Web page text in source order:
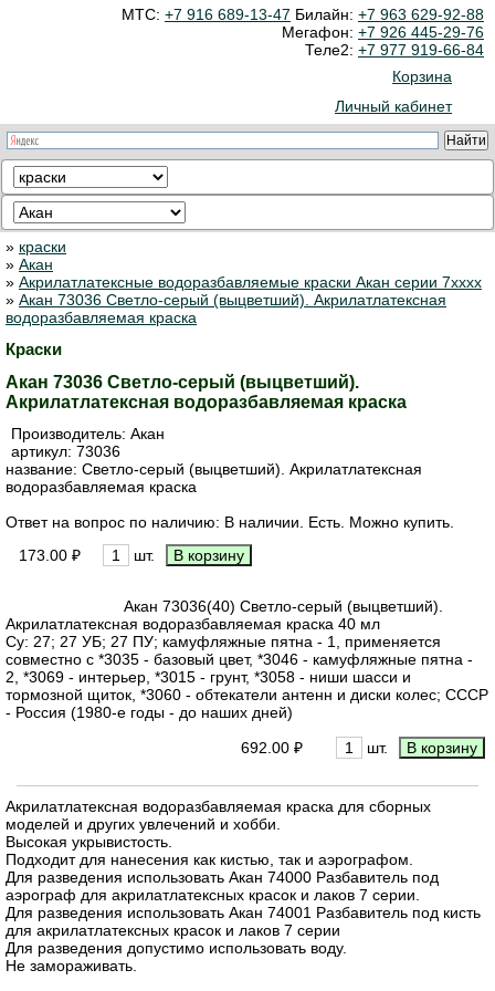
МТС: +7 916 689-13-47 Билайн: +7 963 629-92-88
Мегафон: +7 926 445-29-76
Теле2: +7 977 919-66-84
Корзина
Личный кабинет
» краски
» Акан
» Акрилатлатексные водоразбавляемые краски Акан серии 7xxxx
» Акан 73036 Светло-серый (выцветший). Акрилатлатексная
водоразбавляемая краска
Краски
Акан 73036 Светло-серый (выцветший).
Акрилатлатексная водоразбавляемая краска
Производитель: Акан
артикул: 73036
название: Светло-серый (выцветший). Акрилатлатексная
водоразбавляемая краска
Ответ на вопрос по наличию: В наличии. Есть. Можно купить.
173.00 ₽
шт.
Акан 73036(40) Светло-серый (выцветший).
Акрилатлатексная водоразбавляемая краска 40 мл
Су: 27; 27 УБ; 27 ПУ; камуфляжные пятна - 1, применяется
совместно с *3035 - базовый цвет, *3046 - камуфляжные пятна -
2, *3069 - интерьер, *3015 - грунт, *3058 - ниши шасси и
тормозной щиток, *3060 - обтекатели антенн и диски колес; СССР
- Россия (1980-е годы - до наших дней)
692.00 ₽
шт.
Акрилатлатексная водоразбавляемая краска для сборных
моделей и других увлечений и хобби.
Высокая укрывистость.
Подходит для нанесения как кистью, так и аэрографом.
Для разведения использовать Акан 74000 Разбавитель под
аэрограф для акрилатлатексных красок и лаков 7 серии.
Для разведения использовать Акан 74001 Разбавитель под кисть
для акрилатлатексных красок и лаков 7 серии
Для разведения допустимо использовать воду.
Не замораживать.